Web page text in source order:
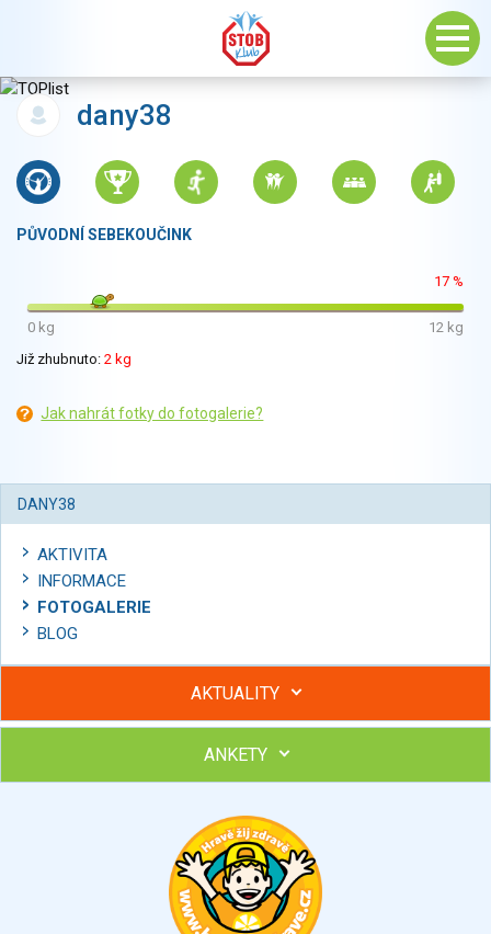
dany38
PŮVODNÍ SEBEKOUČINK
17 %
0 kg
12 kg
Již zhubnuto: 2 kg
Jak nahrát fotky do fotogalerie?
DANY38
AKTIVITA
INFORMACE
FOTOGALERIE
BLOG
AKTUALITY
Hubněte s podporou lektorky a skupiny v kurzech STOBu
Chcete poradit s hubnutím? Najděte si odborníka STOBu ve
ANKETY